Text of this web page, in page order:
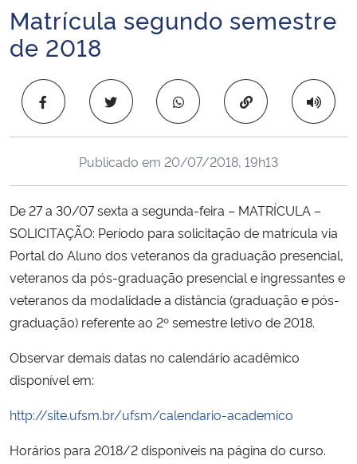
Ministério da Infraestrutura
Ministério da Educação
Ministério da Cidadania
Ministério de Minas e Energia
Ministério da Ciência, Tecnologia, Inovações e Comunicações
Ministério do Meio Ambiente
Ministério do Desenvolvimento Regional
Controladoria-Geral da União
Início do conteúdo
Matrícula segundo semestre
de 2018
Copiar para área
Publicado em 20/07/2018, 19h13
De 27 a 30/07 sexta a segunda-feira – MATRÍCULA –
SOLICITAÇÃO: Período para solicitação de matrícula via
Portal do Aluno dos veteranos da graduação presencial,
veteranos da pós-graduação presencial e ingressantes e
veteranos da modalidade a distância (graduação e pós-
graduação) referente ao 2º semestre letivo de 2018.
Observar demais datas no calendário acadêmico
disponível em:
http://site.ufsm.br/ufsm/calendario-academico
Horários para 2018/2 disponíveis na página do curso.